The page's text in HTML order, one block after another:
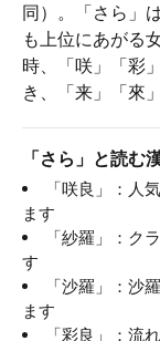
同）。「さら」
も上位にあがる
時、「咲」「彩
き、「来」「來
「さら」と読む
「咲良」：人
ます
「紗羅」：ク
す
「沙羅」：沙
ます
「彩良」：流